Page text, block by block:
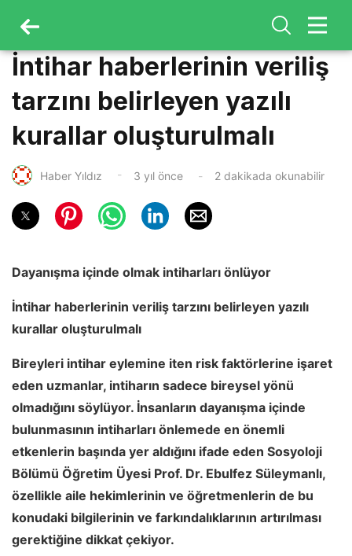
İntihar haberlerinin veriliş
tarzını belirleyen yazılı
kurallar oluşturulmalı
Haber Yıldız 3 yıl önce 2 dakikada okunabilir
Dayanışma içinde olmak intiharları önlüyor
İntihar haberlerinin veriliş tarzını belirleyen yazılı
kurallar oluşturulmalı
Bireyleri intihar eylemine iten risk faktörlerine işaret
eden uzmanlar, intiharın sadece bireysel yönü
olmadığını söylüyor. İnsanların dayanışma içinde
bulunmasının intiharları önlemede en önemli
etkenlerin başında yer aldığını ifade eden Sosyoloji
Bölümü Öğretim Üyesi Prof. Dr. Ebulfez Süleymanlı,
özellikle aile hekimlerinin ve öğretmenlerin de bu
konudaki bilgilerinin ve farkındalıklarının artırılması
gerektiğine dikkat çekiyor.